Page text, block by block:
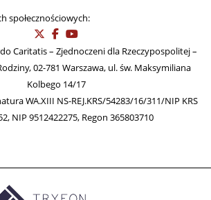
społecznościowych:
Caritatis – Zjednoczeni dla Rzeczypospolitej –
02-781 Warszawa, ul. św. Maksymiliana
Kolbego 14/17
WA.XIII NS-REJ.KRS/54283/16/311/NIP KRS
NIP 9512422275, Regon 365803710